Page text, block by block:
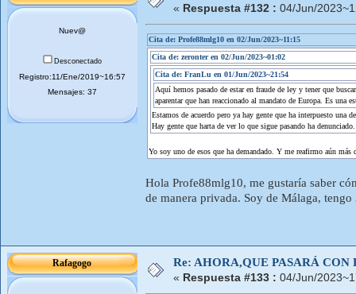
Nuev@
Desconectado
Registro:11/Ene/2019~16:57
Mensajes: 37
« Respuesta #132 : 04/Jun/
Cita de: Profe88mlg10 en 02/Jun/2023~11:15
Cita de: zeronter en 02/Jun/2023~01:02
Cita de: FranLu en 01/Jun/2023~21:54
Aquí hemos pasado de estar en fraude de ley y tener que
aparentar que han reaccionado al mandato de Europa. Es una
Estamos de acuerdo pero ya hay gente que ha interpuesto una
Hay gente que harta de ver lo que sigue pasando ha denunciado.
Yo soy uno de esos que ha demandado. Y me reafirmo aún
Hola Profe88mlg10, me gustaría saber
de manera privada. Soy de Málaga,
Rafagogo Re: AHORA,QUE PASARÁ
« Respuesta #133 : 04/Jun/